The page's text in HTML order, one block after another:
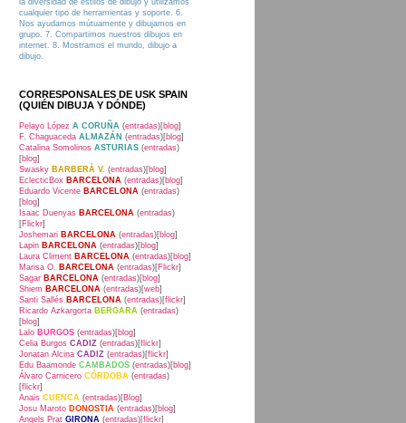
la diversidad de estilos de dibujo y utilizamos
cualquier tipo de herramientas y soporte. 6.
Nos ayudamos mútuamente y dibujamos en
grupo. 7. Compartimos nuestros dibujos en
internet. 8. Mostramos el mundo, dibujo a
dibujo.
CORRESPONSALES DE USK SPAIN
(QUIÉN DIBUJA Y DÓNDE)
Pelayo López A CORUÑA (entradas)[blog]
F. Chaguaceda ALMAZÁN (entradas)[blog]
Catalina Somolinos ASTURIAS (entradas)
[blog]
Swasky BARBERÀ V. (entradas)[blog]
EclecticBox BARCELONA (entradas)[blog]
Eduardo Vicente BARCELONA (entradas)
[blog]
Isaac Duenyas BARCELONA (entradas)
[Flickr]
Joshemari BARCELONA (entradas)[blog]
Lapin BARCELONA (entradas)[blog]
Laura Climent BARCELONA (entradas)[blog]
Marisa O. BARCELONA (entradas)[Flickr]
Sagar BARCELONA (entradas)[blog]
Shiem BARCELONA (entradas)[web]
Santi Sallés BARCELONA (entradas)[flickr]
Ricardo Azkargorta BERGARA (entradas)
[blog]
Lalo BURGOS (entradas)[blog]
Celia Burgos CADIZ (entradas)[flickr]
Jonatan Alcina CADIZ (entradas)[flickr]
Edu Baamonde CAMBADOS (entradas)[blog]
Álvaro Carnicero CÓRDOBA (entradas)
[flickr]
Anais CUENCA (entradas)[Blog]
Josu Maroto DONOSTIA (entradas)[blog]
Angels Prat GIRONA (entradas)[flickr]